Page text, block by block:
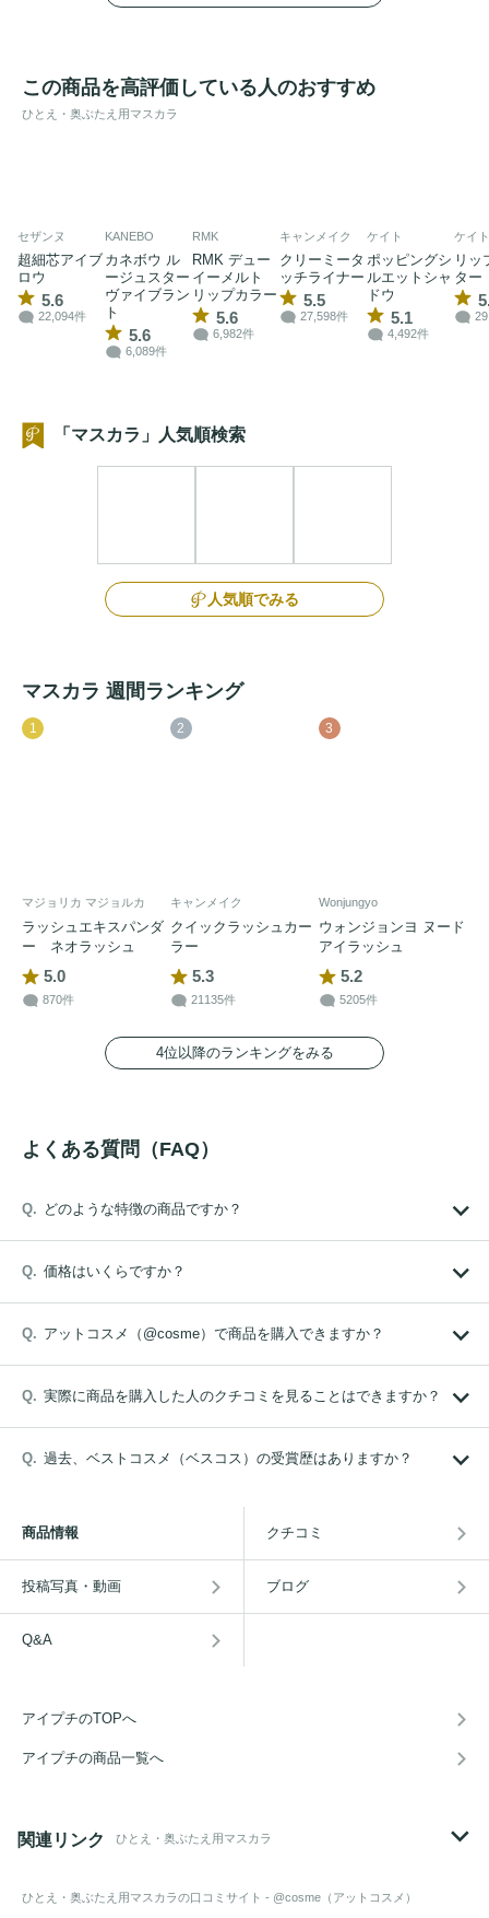
この商品を高評価している人のおすすめ
ひとえ・奥ぶたえ用マスカラ
セザンヌ
超細芯アイブ
ロウ
5.6
22,094件
KANEBO
カネボウ ル
ージュスター
ヴァイブラン
ト
5.6
6,089件
RMK
RMK デュー
イーメルト
リップカラー
5.6
6,982件
キャンメイク
クリーミータ
ッチライナー
5.5
27,598件
ケイト
ポッピングシ
ルエットシャ
ドウ
5.1
4,492件
ケイト
リッ
ター
「マスカラ」人気順検索
人気順でみる
マスカラ 週間ランキング
1
マジョリカ マジョルカ
ラッシュエキスパンダ
ー ネオラッシュ
5.0
870件
2
キャンメイク
クイックラッシュカー
ラー
5.3
21135件
3
Wonjungyo
ウォンジョンヨ ヌード
アイラッシュ
5.2
5205件
4位以降のランキングをみる
よくある質問（FAQ）
どのような特徴の商品ですか？
価格はいくらですか？
アットコスメ（@cosme）で商品を購入できますか？
実際に商品を購入した人のクチコミを見ることはできますか？
過去、ベストコスメ（ベスコス）の受賞歴はありますか？
商品情報 クチコミ
投稿写真・動画 ブログ
Q&A
アイプチのTOPへ
アイプチの商品一覧へ
関連リンク ひとえ・奥ぶたえ用マスカラ
ひとえ・奥ぶたえ用マスカラの口コミサイト - @cosme（アットコスメ）